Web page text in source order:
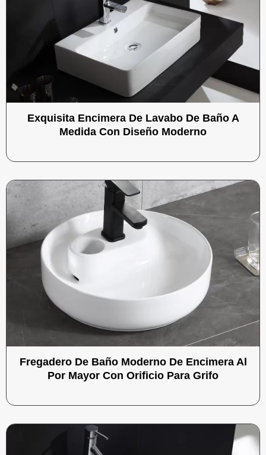
Exquisita Encimera De Lavabo De Baño A
Medida Con Diseño Moderno
Fregadero De Baño Moderno De Encimera Al
Por Mayor Con Orificio Para Grifo